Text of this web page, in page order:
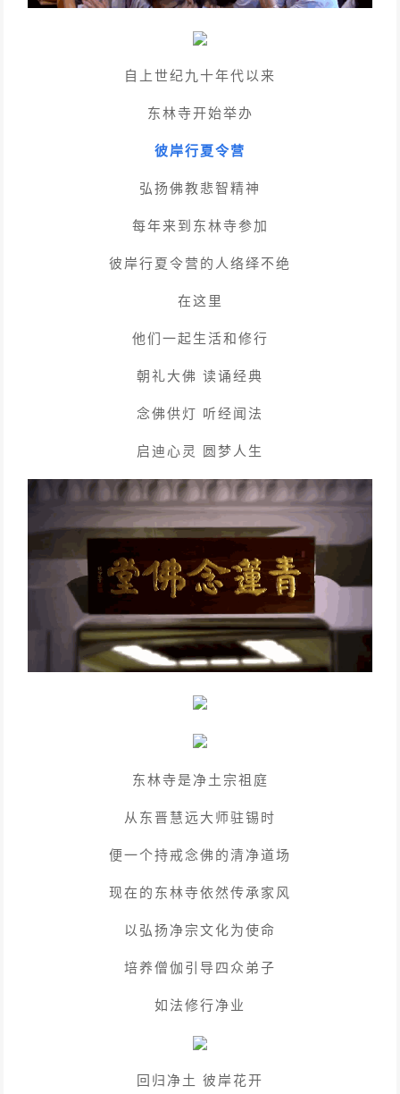
自上世纪九十年代以来
东林寺开始举办
彼岸行夏令营
弘扬佛教悲智精神
每年来到东林寺参加
彼岸行夏令营的人络绎不绝
在这里
他们一起生活和修行
朝礼大佛 读诵经典
念佛供灯 听经闻法
启迪心灵 圆梦人生
东林寺是净土宗祖庭
从东晋慧远大师驻锡时
便一个持戒念佛的清净道场
现在的东林寺依然传承家风
以弘扬净宗文化为使命
培养僧伽引导四众弟子
如法修行净业
回归净土 彼岸花开